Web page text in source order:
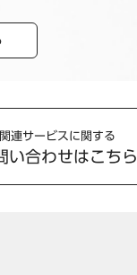
関連サービスに関する
い合わせはこちら